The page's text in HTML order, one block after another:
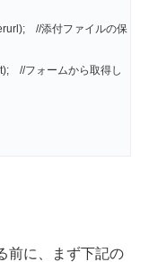
//添付ファイルの保
//フォームから取得し
前に、まず下記の